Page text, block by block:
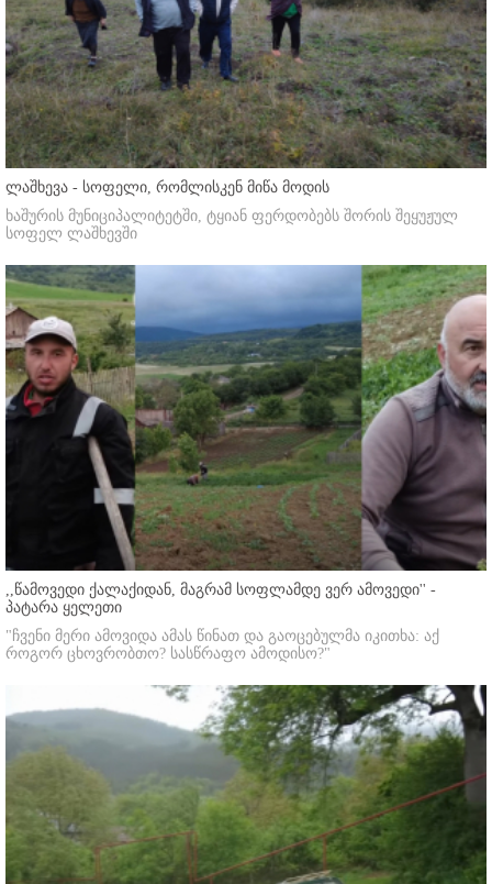
ლაშხევა - სოფელი, რომლისკენ მიწა მოდის
ხაშურის მუნიციპალიტეტში, ტყიან ფერდობებს შორის შეყუჟულ
სოფელ ლაშხევში
,,წამოვედი ქალაქიდან, მაგრამ სოფლამდე ვერ ამოვედი'' -
პატარა ყელეთი
"ჩვენი მერი ამოვიდა ამას წინათ და გაოცებულმა იკითხა: აქ
როგორ ცხოვრობთო? სასწრაფო ამოდისო?"